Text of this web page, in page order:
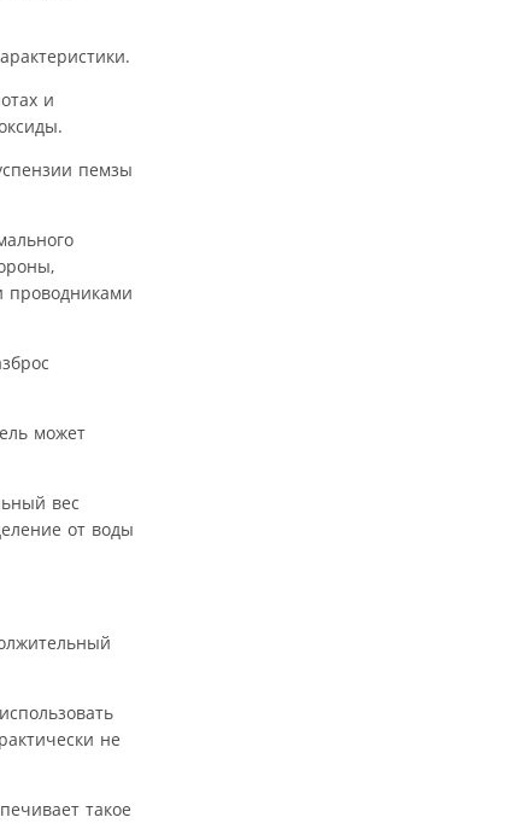
и
пемзы
проводниками
может
вес
от воды
не
такое